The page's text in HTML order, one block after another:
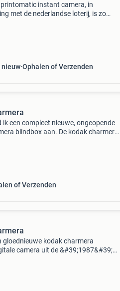
printomatic instant camera, in
met de nederlandse loterij, is zo
nieuw Ophalen of Verzenden
ik een compleet nieuwe, ongeopende
blindbox aan. De kodak charmera
of Verzenden
gloednieuwe kodak charmera
camera uit de &#39;1987&#39;